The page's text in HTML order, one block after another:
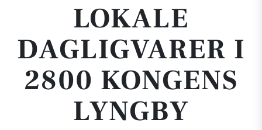
LOKALE
DAGLIGVARER I
2800 KONGENS
LYNGBY